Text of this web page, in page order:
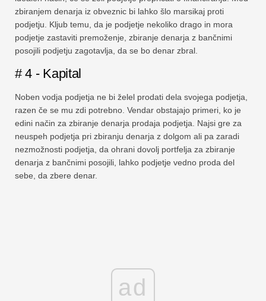
zbiranjem denarja iz obveznic bi lahko šlo marsikaj proti
podjetju. Kljub temu, da je podjetje nekoliko drago in mora
podjetje zastaviti premoženje, zbiranje denarja z bančnimi
posojili podjetju zagotavlja, da se bo denar zbral.
# 4 - Kapital
Noben vodja podjetja ne bi želel prodati dela svojega podjetja,
razen če se mu zdi potrebno. Vendar obstajajo primeri, ko je
edini način za zbiranje denarja prodaja podjetja. Najsi gre za
neuspeh podjetja pri zbiranju denarja z dolgom ali pa zaradi
nezmožnosti podjetja, da ohrani dovolj portfelja za zbiranje
denarja z bančnimi posojili, lahko podjetje vedno proda del
sebe, da zbere denar.
ad